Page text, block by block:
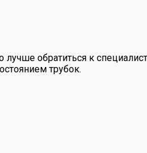
обратиться к
трубок.